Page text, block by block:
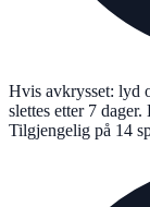
Hvis avkrysset: lyd
slettes etter 7
Tilgjengelig på 14